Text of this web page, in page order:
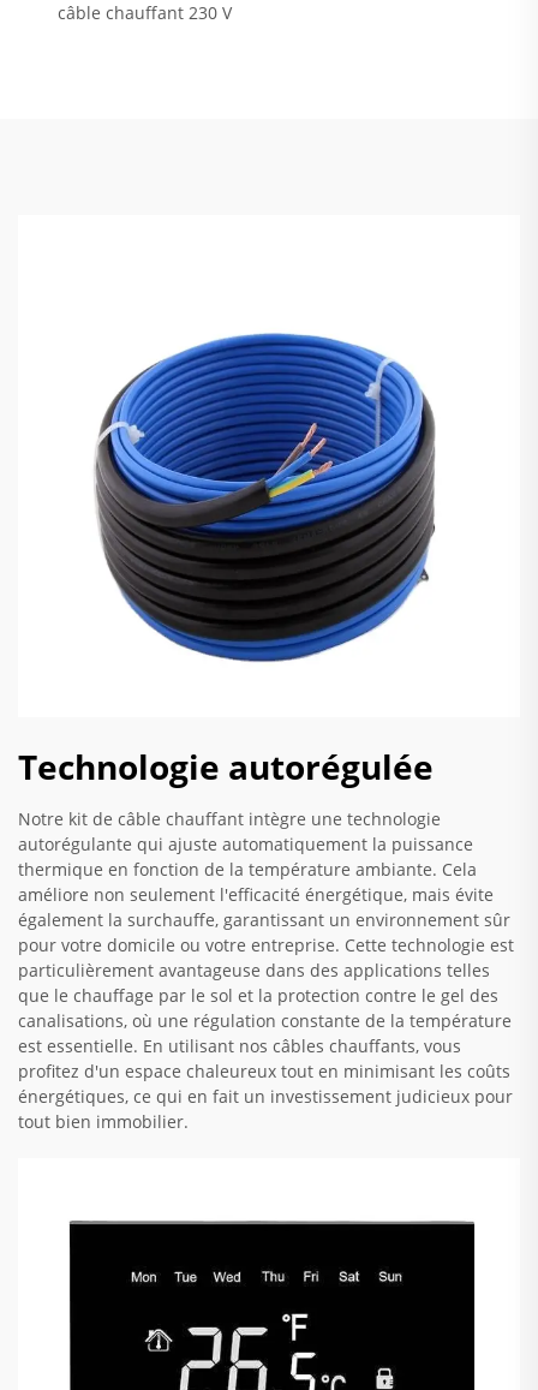
câble chauffant 230 V
Technologie autorégulée
Notre kit de câble chauffant intègre une technologie
autorégulante qui ajuste automatiquement la puissance
thermique en fonction de la température ambiante. Cela
améliore non seulement l'efficacité énergétique, mais évite
également la surchauffe, garantissant un environnement sûr
pour votre domicile ou votre entreprise. Cette technologie est
particulièrement avantageuse dans des applications telles
que le chauffage par le sol et la protection contre le gel des
canalisations, où une régulation constante de la température
est essentielle. En utilisant nos câbles chauffants, vous
profitez d'un espace chaleureux tout en minimisant les coûts
énergétiques, ce qui en fait un investissement judicieux pour
tout bien immobilier.